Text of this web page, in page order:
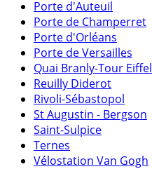
Porte d'Auteuil
Porte de Champerret
Porte d'Orléans
Porte de Versailles
Quai Branly-Tour Eiffel
Reuilly Diderot
Rivoli-Sébastopol
St Augustin - Bergson
Saint-Sulpice
Ternes
Vélostation Van Gogh